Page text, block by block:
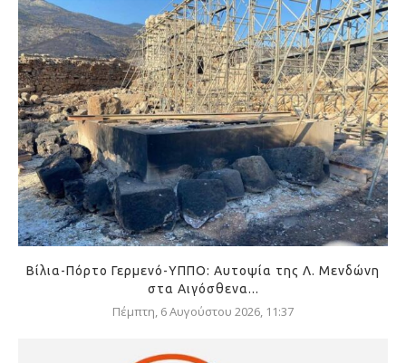
Βίλια-Πόρτο Γερμενό-ΥΠΠΟ: Αυτοψία της Λ. Μενδώνη
στα Αιγόσθενα...
Πέμπτη, 6 Αυγούστου 2026, 11:37